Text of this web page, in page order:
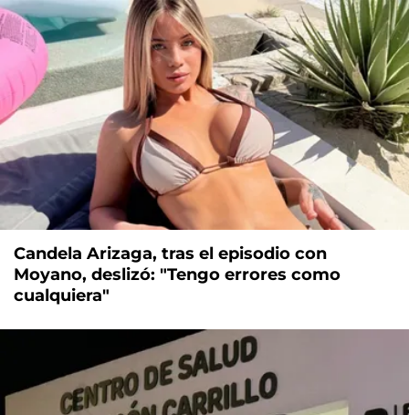
Candela Arizaga, tras el episodio con
Moyano, deslizó: "Tengo errores como
cualquiera"